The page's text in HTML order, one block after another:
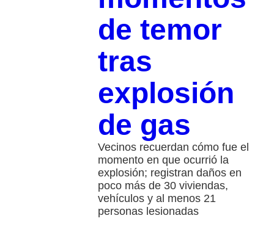
de temor
tras
explosión
de gas
Vecinos recuerdan cómo fue el
momento en que ocurrió la
explosión; registran daños en
poco más de 30 viviendas,
vehículos y al menos 21
personas lesionadas